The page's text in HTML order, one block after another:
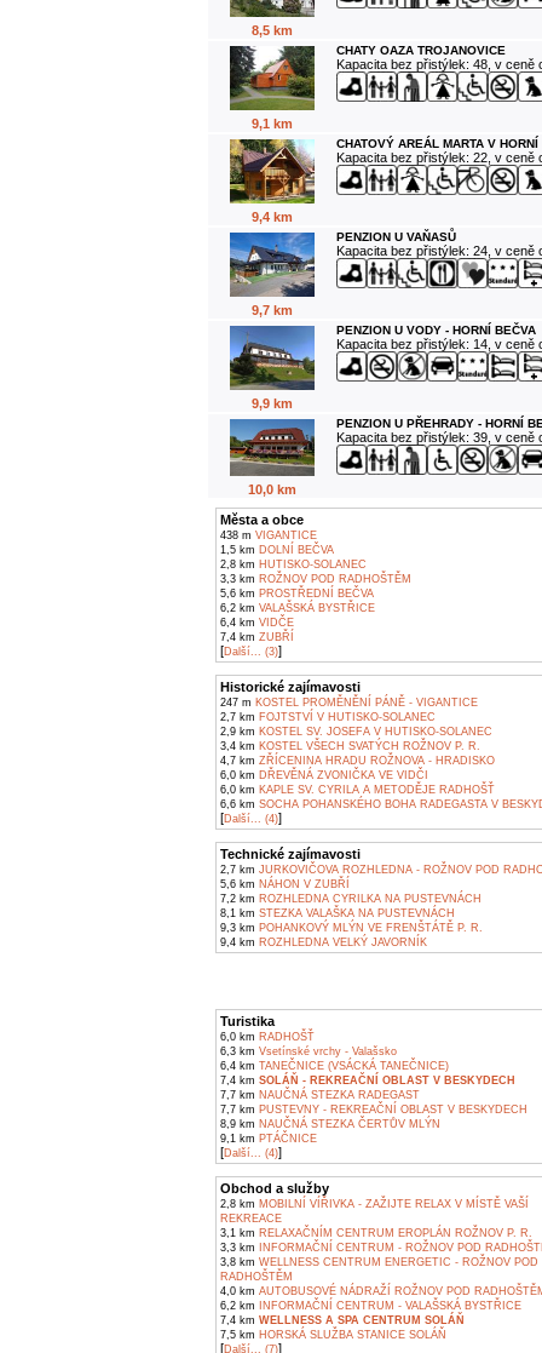
8,5 km
9,1 km
CHATY OAZA TROJANOVICE
Kapacita bez přistýlek: 48, v ceně
9,4 km
CHATOVÝ AREÁL MARTA V
Kapacita bez přistýlek: 22, v ceně
9,7 km
PENZION U VAŇASŮ
Kapacita bez přistýlek: 24, v ceně
9,9 km
PENZION U VODY - HORNÍ BEČVA
Kapacita bez přistýlek: 14, v ceně
10,0 km
PENZION U PŘEHRADY - HORNÍ
Kapacita bez přistýlek: 39, v ceně
Města a obce
438 m VIGANTICE
1,5 km DOLNÍ BEČVA
2,8 km HUTISKO-SOLANEC
3,3 km ROŽNOV POD RADHOŠTĚM
5,6 km PROSTŘEDNÍ BEČVA
6,2 km VALAŠSKÁ BYSTŘICE
6,4 km VIDČE
7,4 km ZUBŘÍ
[Další... (3)]
Historické zajímavosti
247 m KOSTEL PROMĚNĚNÍ PÁNĚ - VIGANTICE
2,7 km FOJTSTVÍ V HUTISKO-SOLANEC
2,9 km KOSTEL SV. JOSEFA V HUTISKO-SOLANEC
3,4 km KOSTEL VŠECH SVATÝCH ROŽNOV P. R.
4,7 km ZŘÍCENINA HRADU ROŽNOVA - HRADISKO
6,0 km DŘEVĚNÁ ZVONIČKA VE VIDČI
6,0 km KAPLE SV. CYRILA A METODĚJE RADHOŠŤ
6,6 km SOCHA POHANSKÉHO BOHA RADEGASTA V
[Další... (4)]
Technické zajímavosti
2,7 km JURKOVIČOVA ROZHLEDNA - ROŽNOV POD
5,6 km NÁHON V ZUBŘÍ
7,2 km ROZHLEDNA CYRILKA NA PUSTEVNÁCH
8,1 km STEZKA VALAŠKA NA PUSTEVNÁCH
9,3 km POHANKOVÝ MLÝN VE FRENŠTÁTĚ P. R.
9,4 km ROZHLEDNA VELKÝ JAVORNÍK
Turistika
6,0 km RADHOŠŤ
6,3 km Vsetínské vrchy - Valašsko
6,4 km TANEČNICE (VSÁCKÁ TANEČNICE)
7,4 km SOLÁŇ - REKREAČNÍ OBLAST V BESKYDECH
7,7 km NAUČNÁ STEZKA RADEGAST
7,7 km PUSTEVNY - REKREAČNÍ OBLAST V BESKYDECH
8,9 km NAUČNÁ STEZKA ČERTŮV MLÝN
9,1 km PTÁČNICE
[Další... (4)]
Obchod a služby
2,8 km MOBILNÍ VÍŘIVKA - ZAŽIJTE RELAX V MÍSTĚ VAŠÍ
REKREACE
3,1 km RELAXAČNÍM CENTRUM EROPLÁN ROŽNOV P. R.
3,3 km INFORMAČNÍ CENTRUM - ROŽNOV POD
3,8 km WELLNESS CENTRUM ENERGETIC - ROŽNOV POD
RADHOŠTĚM
4,0 km AUTOBUSOVÉ NÁDRAŽÍ ROŽNOV POD
6,2 km INFORMAČNÍ CENTRUM - VALAŠSKÁ BYSTŘICE
7,4 km WELLNESS A SPA CENTRUM SOLÁŇ
7,5 km HORSKÁ SLUŽBA STANICE SOLÁŇ
[Další... (7)]